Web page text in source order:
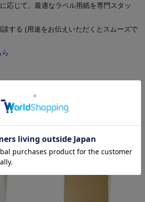
応じて、最適なラベル用紙を専門スタッ
する (用途をお伝えいただくとスムーズで
ら
価格が安い順